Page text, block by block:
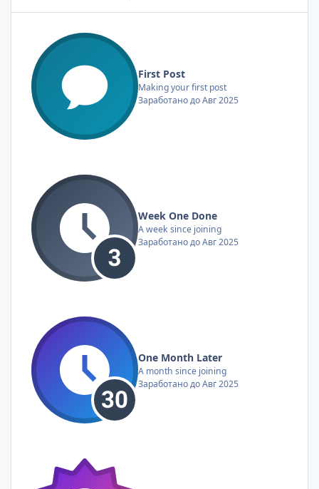
First Post
Making your first post
Заработано до Авг 2025
Week One Done
A week since joining
Заработано до Авг 2025
One Month Later
A month since joining
Заработано до Авг 2025